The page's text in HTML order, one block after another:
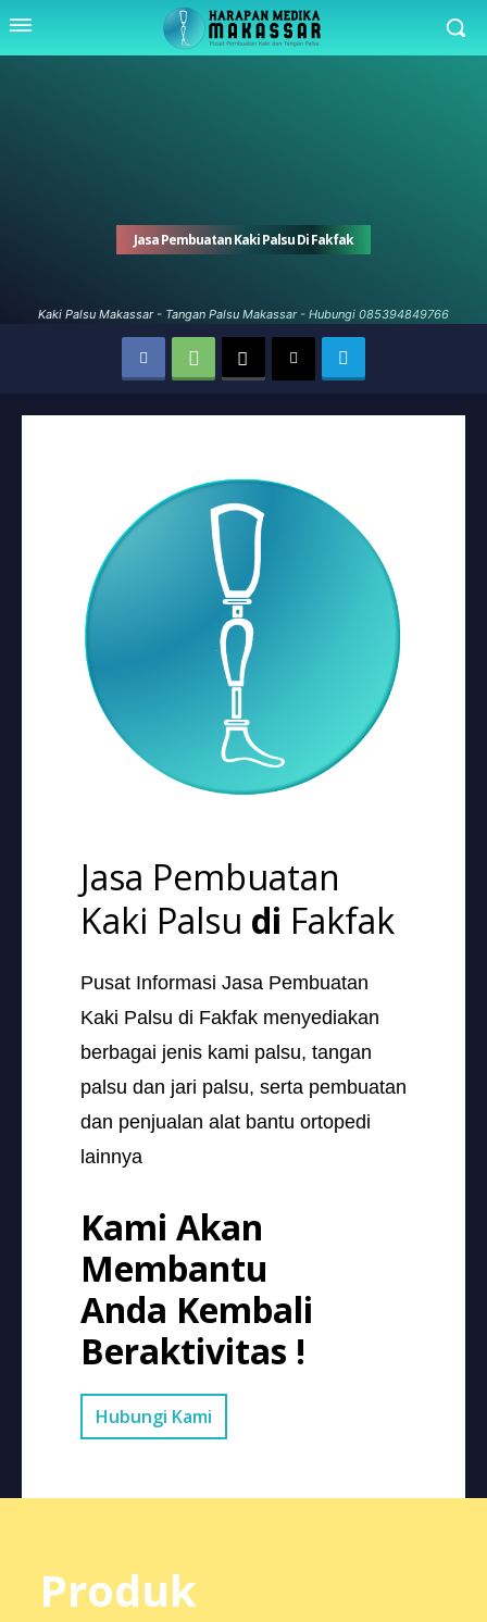
Jasa Pembuatan Kaki Palsu Di Fakfak
Kaki Palsu Makassar - Tangan Palsu Makassar - Hubungi 085394849766
Jasa Pembuatan
Kaki Palsu di Fakfak
Pusat Informasi Jasa Pembuatan
Kaki Palsu di Fakfak menyediakan
berbagai jenis kami palsu, tangan
palsu dan jari palsu, serta pembuatan
dan penjualan alat bantu ortopedi
lainnya
Kami Akan
Membantu
Anda Kembali
Beraktivitas !
Hubungi Kami
Produk